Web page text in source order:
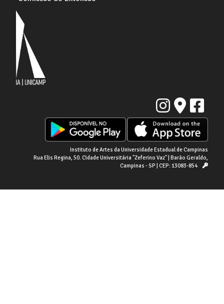
Instituto de Artes da Universidade Estadual de Campinas
Rua Elis Regina, 50. Cidade Universitária "Zeferino Vaz" | Barão Geraldo,
Campinas - SP | CEP: 13083-854